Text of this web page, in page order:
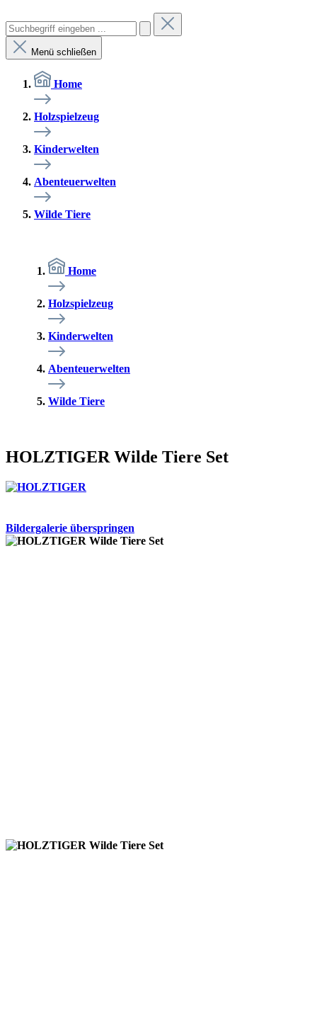
Menü schließen
Home
Holzspielzeug
Kinderwelten
Abenteuerwelten
Wilde Tiere
Home
Holzspielzeug
Kinderwelten
Abenteuerwelten
Wilde Tiere
HOLZTIGER Wilde Tiere Set
Bildergalerie überspringen